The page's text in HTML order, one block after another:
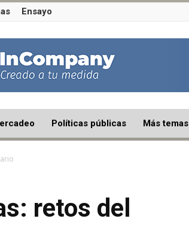
Ensayo
Políticas públicas Más temas
retos del